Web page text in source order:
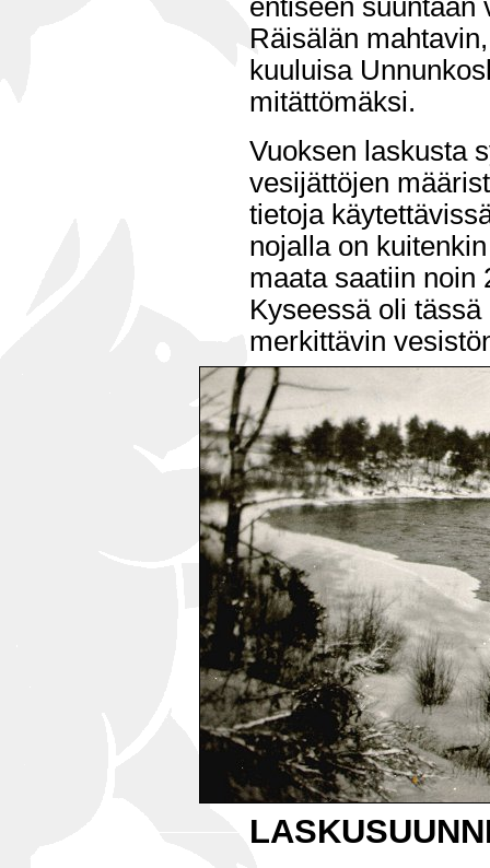
entiseen suuntaan
Räisälän
kuuluisa
mitättömäksi.
Vuoksen laskusta
vesijättöjen
tietoja
nojalla on
maata saatiin noin
Kyseessä oli
merkittävin